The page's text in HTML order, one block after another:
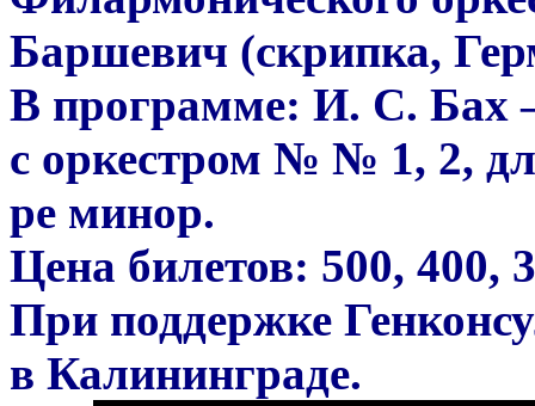
Баршевич (скрипка,
В программе: И. С. Бах
с оркестром № № 1, 2,
ре минор.
Цена билетов: 500, 400,
При поддержке
в Калининграде.